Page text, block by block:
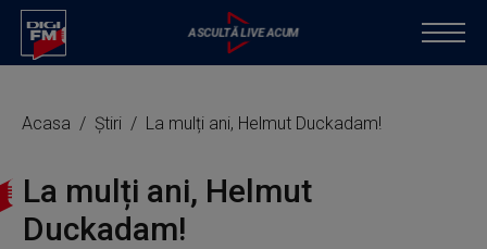
Acasa Știri La mulți ani, Helmut Duckadam!
La mulți ani, Helmut
Duckadam!